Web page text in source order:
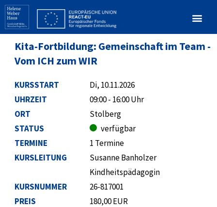
Kita-Fortbildung: Gemeinschaft im Team -
Vom ICH zum WIR
KURSSTART
UHRZEIT
ORT
STATUS
TERMINE
Di, 10.11.2026
09:00 - 16:00 Uhr
Stolberg
verfügbar
1 Termine
KURSLEITUNG
KURSNUMMER
PREIS
Susanne Banholzer
Kindheitspädagogin
26-817001
180,00 EUR